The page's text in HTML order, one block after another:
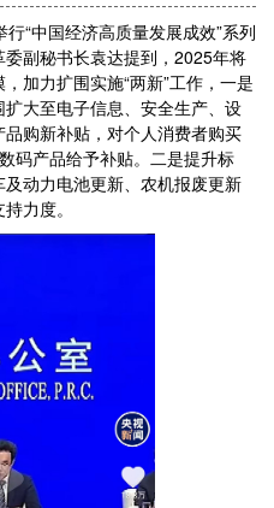
“中国经济高质量发展成效”系列
副秘书长袁达提到，2025年将
加力扩围实施“两新”工作，一是
大至电子信息、安全生产、设
购新补贴，对个人消费者购买
码产品给予补贴。二是提升标
动力电池更新、农机报废更新
力度。